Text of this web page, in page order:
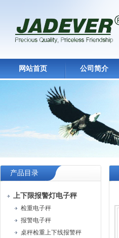
网站首页 公司简介
产品目录
上下限报警灯电子秤
检重电子秤
报警电子秤
桌秤检重上下线报警秤